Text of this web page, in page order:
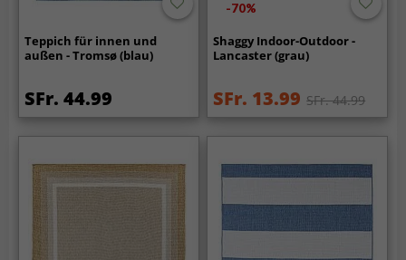
Teppich für innen und
außen - Tromsø (blau)
SFr. 44.99
-70%
Shaggy Indoor-Outdoor -
Lancaster (grau)
SFr. 13.99 SFr. 44.99